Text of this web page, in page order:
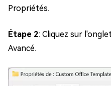
Propriétés.
Étape 2: Cliquez sur
Avancé.